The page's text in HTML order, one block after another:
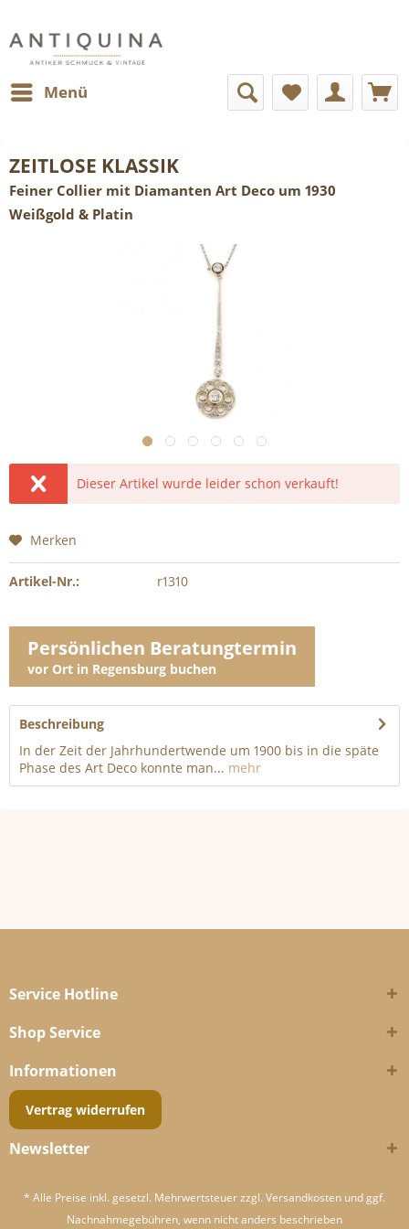
Menü
ZEITLOSE KLASSIK
Feiner Collier mit Diamanten Art Deco um 1930
Weißgold & Platin
Dieser Artikel wurde leider schon verkauft!
Merken
Artikel-Nr.: r1310
Persönlichen Beratungtermin
vor Ort in Regensburg buchen
Beschreibung
In der Zeit der Jahrhundertwende um 1900 bis in die späte
Phase des Art Deco konnte man... mehr
Service Hotline
Shop Service
Informationen
Vertrag widerrufen
Newsletter
* Alle Preise inkl. gesetzl. Mehrwertsteuer zzgl. Versandkosten und ggf.
Nachnahmegebühren, wenn nicht anders beschrieben